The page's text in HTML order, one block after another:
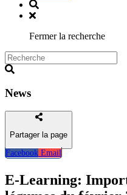
Fermer la recherche
News
Partager la page
Facebook Email
Retour
E-Learning: